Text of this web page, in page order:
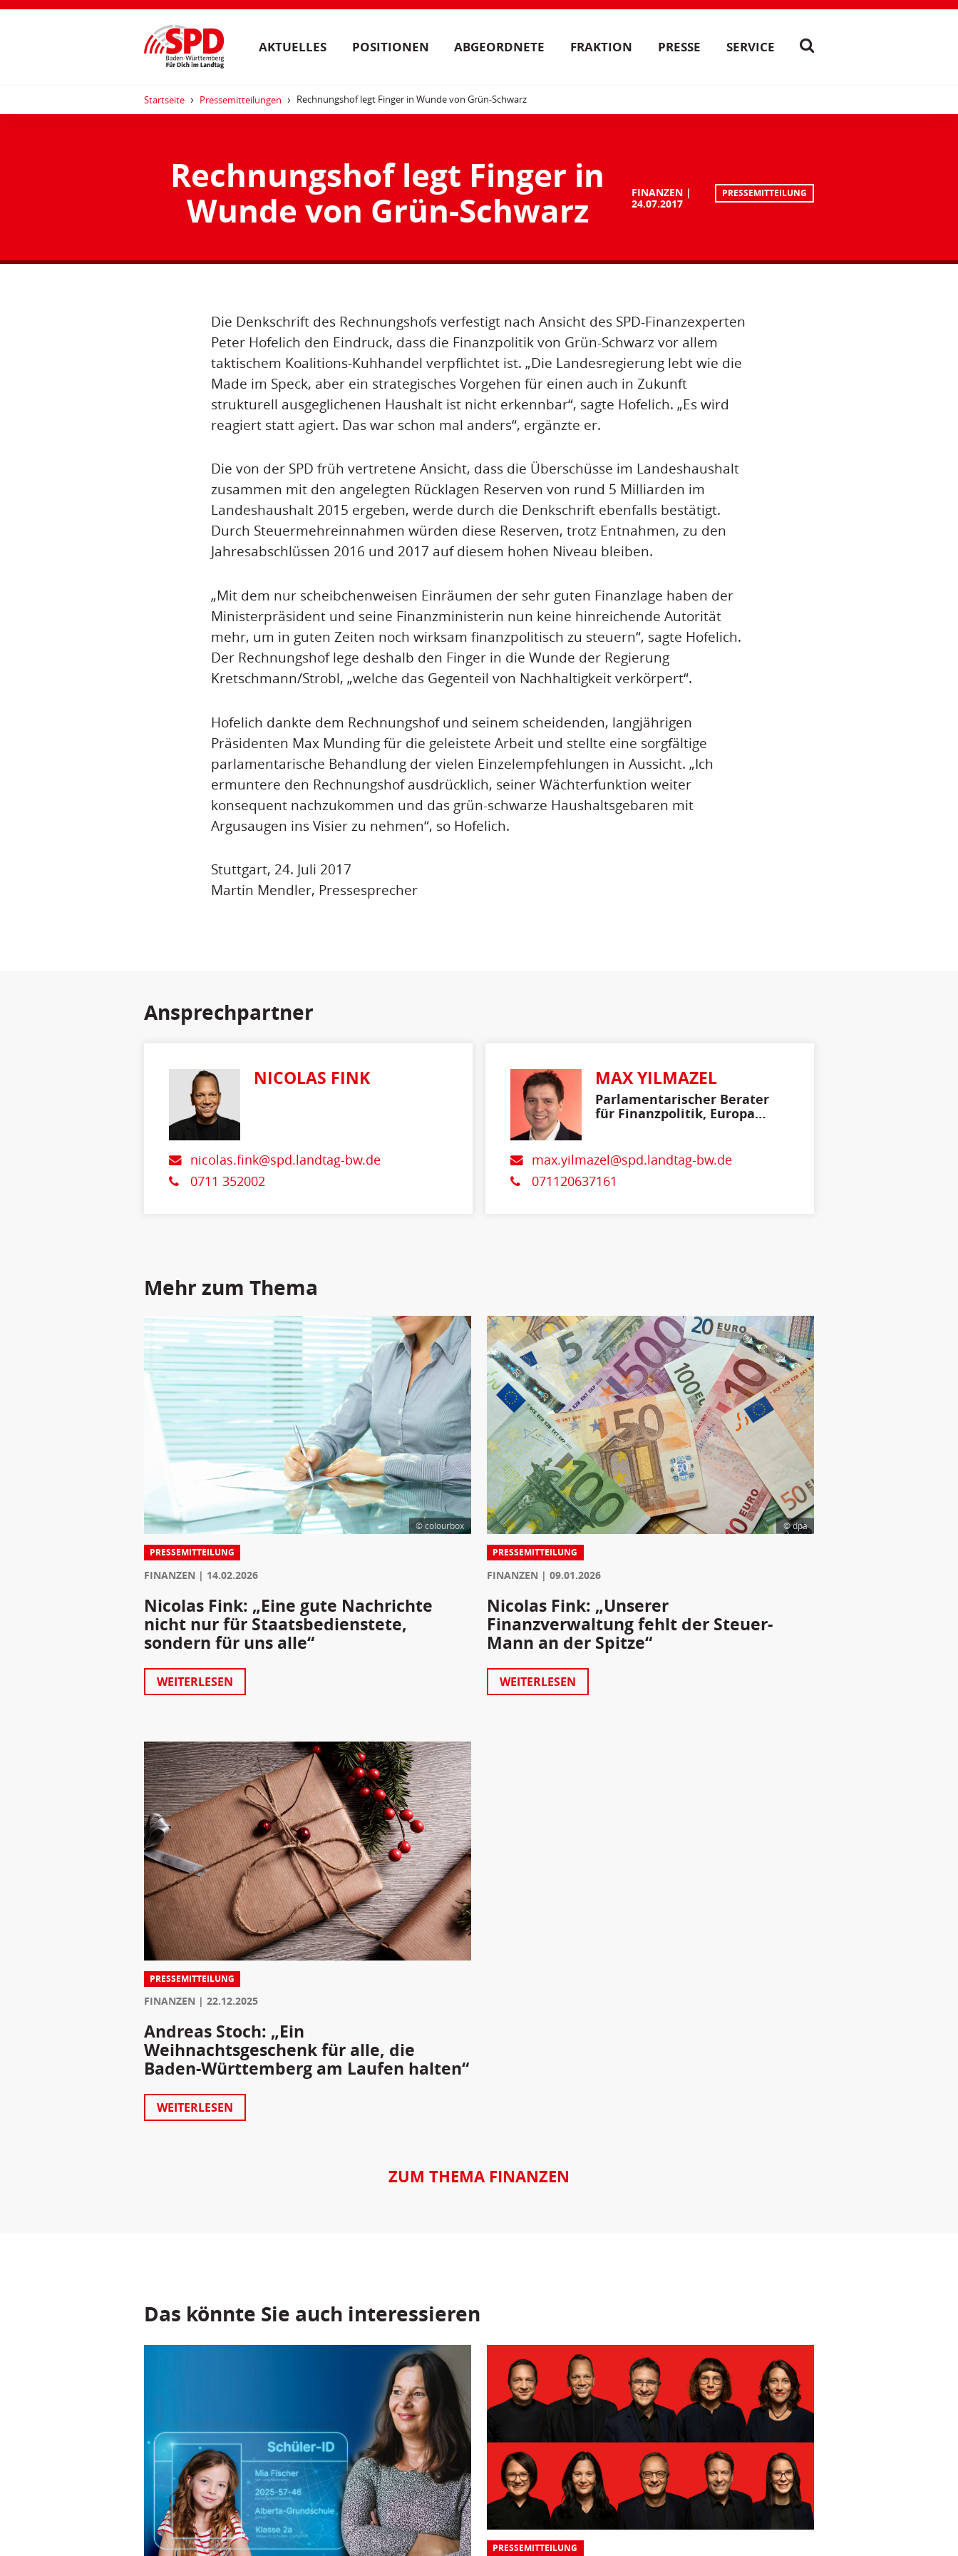
AKTUELLES POSITIONEN ABGEORDNETE FRAKTION PRESSE SERVICE
Startseite Pressemitteilungen Rechnungshof legt Finger in Wunde von Grün-Schwarz
Rechnungshof legt Finger in
Wunde von Grün-Schwarz
FINANZEN
24.07.2017
PRESSEMITTEILUNG
Die Denkschrift des Rechnungshofs verfestigt nach Ansicht des SPD-Finanzexperten
Peter Hofelich den Eindruck, dass die Finanzpolitik von Grün-Schwarz vor allem
taktischem Koalitions-Kuhhandel verpflichtet ist. „Die Landesregierung lebt wie die
Made im Speck, aber ein strategisches Vorgehen für einen auch in Zukunft
strukturell ausgeglichenen Haushalt ist nicht erkennbar“, sagte Hofelich. „Es wird
reagiert statt agiert. Das war schon mal anders“, ergänzte er.
Die von der SPD früh vertretene Ansicht, dass die Überschüsse im Landeshaushalt
zusammen mit den angelegten Rücklagen Reserven von rund 5 Milliarden im
Landeshaushalt 2015 ergeben, werde durch die Denkschrift ebenfalls bestätigt.
Durch Steuermehreinnahmen würden diese Reserven, trotz Entnahmen, zu den
Jahresabschlüssen 2016 und 2017 auf diesem hohen Niveau bleiben.
„Mit dem nur scheibchenweisen Einräumen der sehr guten Finanzlage haben der
Ministerpräsident und seine Finanzministerin nun keine hinreichende Autorität
mehr, um in guten Zeiten noch wirksam finanzpolitisch zu steuern“, sagte Hofelich.
Der Rechnungshof lege deshalb den Finger in die Wunde der Regierung
Kretschmann/Strobl, „welche das Gegenteil von Nachhaltigkeit verkörpert“.
Hofelich dankte dem Rechnungshof und seinem scheidenden, langjährigen
Präsidenten Max Munding für die geleistete Arbeit und stellte eine sorgfältige
parlamentarische Behandlung der vielen Einzelempfehlungen in Aussicht. „Ich
ermuntere den Rechnungshof ausdrücklich, seiner Wächterfunktion weiter
konsequent nachzukommen und das grün-schwarze Haushaltsgebaren mit
Argusaugen ins Visier zu nehmen“, so Hofelich.
Stuttgart, 24. Juli 2017
Martin Mendler, Pressesprecher
Ansprechpartner
NICOLAS FINK
nicolas.fink@spd.landtag-bw.de
0711 352002
MAX YILMAZEL
Parlamentarischer Berater
für Finanzpolitik, Europa
max.yilmazel@spd.landtag-bw.de
071120637161
Mehr zum Thema
© colourbox
PRESSEMITTEILUNG
FINANZEN 14.02.2026
Nicolas Fink: „Eine gute Nachrichte
nicht nur für Staatsbedienstete,
sondern für uns alle“
WEITERLESEN
© dpa
PRESSEMITTEILUNG
FINANZEN 09.01.2026
Nicolas Fink: „Unserer
Finanzverwaltung fehlt der Steuer-
Mann an der Spitze“
WEITERLESEN
PRESSEMITTEILUNG
FINANZEN 22.12.2025
Andreas Stoch: „Ein
Weihnachtsgeschenk für alle, die
Baden-Württemberg am Laufen halten“
WEITERLESEN
ZUM THEMA FINANZEN
Das könnte Sie auch interessieren
PRESSEMITTEILUNG